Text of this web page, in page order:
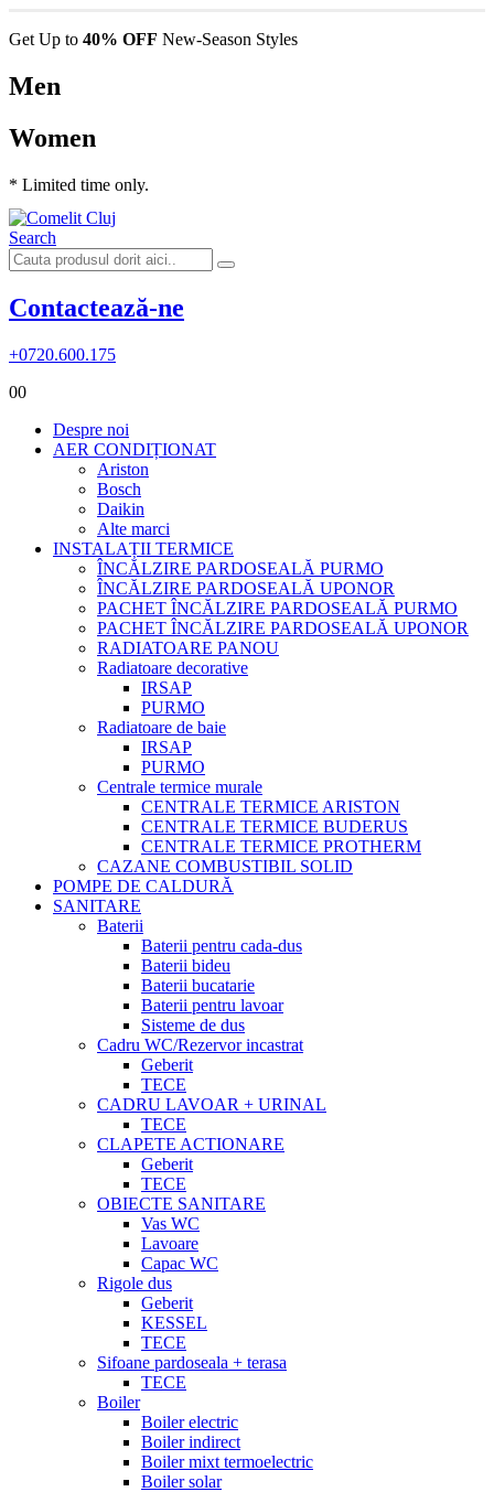
Get Up to 40% OFF New-Season Styles
Men
Women
* Limited time only.
Search
Contactează-ne
+0720.600.175
00
Despre noi
AER CONDIȚIONAT
Ariston
Bosch
Daikin
Alte marci
INSTALAȚII TERMICE
ÎNCĂLZIRE PARDOSEALĂ PURMO
ÎNCĂLZIRE PARDOSEALĂ UPONOR
PACHET ÎNCĂLZIRE PARDOSEALĂ PURMO
PACHET ÎNCĂLZIRE PARDOSEALĂ UPONOR
RADIATOARE PANOU
Radiatoare decorative
IRSAP
PURMO
Radiatoare de baie
IRSAP
PURMO
Centrale termice murale
CENTRALE TERMICE ARISTON
CENTRALE TERMICE BUDERUS
CENTRALE TERMICE PROTHERM
CAZANE COMBUSTIBIL SOLID
POMPE DE CALDURĂ
SANITARE
Baterii
Baterii pentru cada-dus
Baterii bideu
Baterii bucatarie
Baterii pentru lavoar
Sisteme de dus
Cadru WC/Rezervor incastrat
Geberit
TECE
CADRU LAVOAR + URINAL
TECE
CLAPETE ACTIONARE
Geberit
TECE
OBIECTE SANITARE
Vas WC
Lavoare
Capac WC
Rigole dus
Geberit
KESSEL
TECE
Sifoane pardoseala + terasa
TECE
Boiler
Boiler electric
Boiler indirect
Boiler mixt termoelectric
Boiler solar